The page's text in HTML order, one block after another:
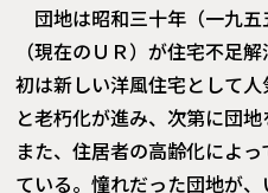
団地は昭和三十年（一九
（現在のＵＲ）が住宅不足
初は新しい洋風住宅として
と老朽化が進み、次第に団地
また、住居者の高齢化によ
ている。憧れだった団地が